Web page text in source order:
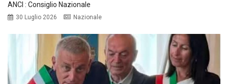
ANCI : Consiglio Nazionale
30 Luglio 2026 Nazionale